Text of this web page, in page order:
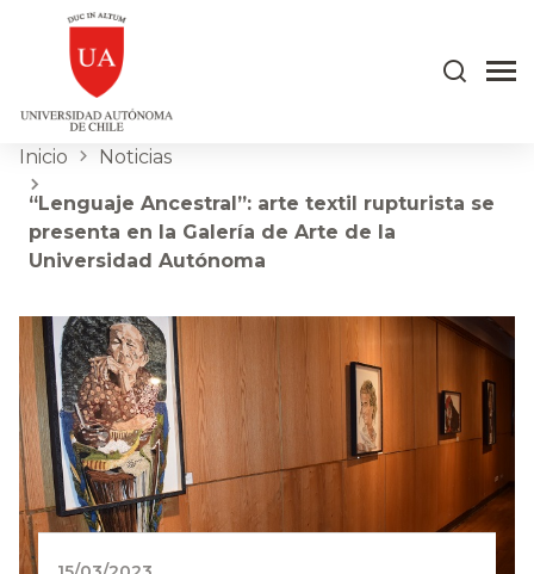
Inicio Noticias
“Lenguaje Ancestral”: arte textil rupturista se
presenta en la Galería de Arte de la
Universidad Autónoma